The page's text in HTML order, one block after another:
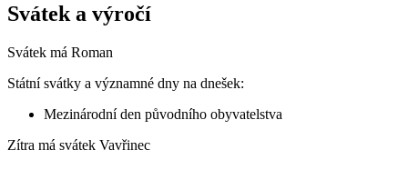
Svátek a výročí
Svátek má Roman
Státní svátky a významné dny na dnešek:
Mezinárodní den původního obyvatelstva
Zítra má svátek Vavřinec